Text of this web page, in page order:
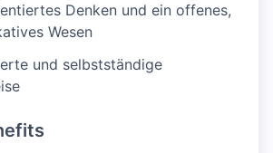
Denken und ein offenes,
Wesen
und selbstständige